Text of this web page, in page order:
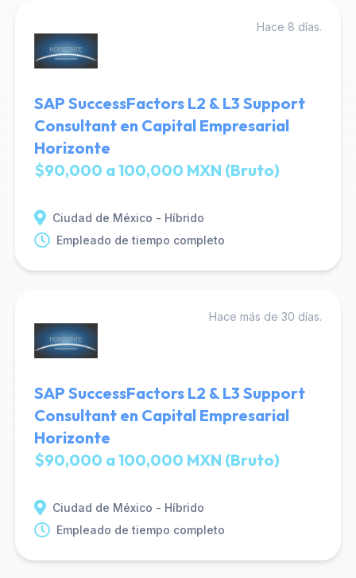
Hace 8 días.
SAP SuccessFactors L2 & L3 Support
Consultant en Capital Empresarial
Horizonte
$90,000 a 100,000 MXN (Bruto)
Ciudad de México - Híbrido
Empleado de tiempo completo
Hace más de 30 días.
SAP SuccessFactors L2 & L3 Support
Consultant en Capital Empresarial
Horizonte
$90,000 a 100,000 MXN (Bruto)
Ciudad de México - Híbrido
Empleado de tiempo completo